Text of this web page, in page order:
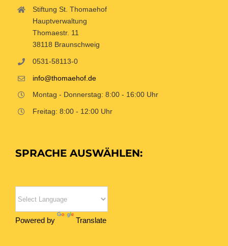
Stiftung St. Thomaehof
Hauptverwaltung
Thomaestr. 11
38118 Braunschweig
0531-58113-0
info@thomaehof.de
Montag - Donnerstag: 8:00 - 16:00 Uhr
Freitag: 8:00 - 12:00 Uhr
SPRACHE AUSWÄHLEN:
Powered by Translate